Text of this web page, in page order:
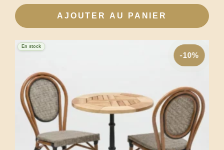
AJOUTER AU PANIER
-10%
En stock